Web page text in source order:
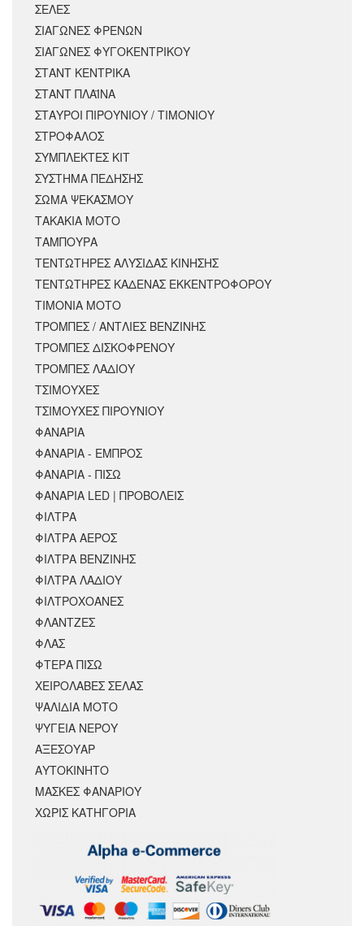
ΣΕΛΕΣ
ΣΙΑΓΩΝΕΣ ΦΡΕΝΩΝ
ΣΙΑΓΩΝΕΣ ΦΥΓΟΚΕΝΤΡΙΚΟΥ
ΣΤΑΝΤ ΚΕΝΤΡΙΚΑ
ΣΤΑΝΤ ΠΛΑΪΝΑ
ΣΤΑΥΡΟΙ ΠΙΡΟΥΝΙΟΥ / ΤΙΜΟΝΙΟΥ
ΣΤΡΟΦΑΛΟΣ
ΣΥΜΠΛΕΚΤΕΣ ΚΙΤ
ΣΥΣΤΗΜΑ ΠΕΔΗΣΗΣ
ΣΩΜΑ ΨΕΚΑΣΜΟΥ
ΤΑΚΑΚΙΑ ΜΟΤΟ
ΤΑΜΠΟΥΡΑ
ΤΕΝΤΩΤΗΡΕΣ ΑΛΥΣΙΔΑΣ ΚΙΝΗΣΗΣ
ΤΕΝΤΩΤΗΡΕΣ ΚΑΔΕΝΑΣ ΕΚΚΕΝΤΡΟΦΟΡΟΥ
ΤΙΜΟΝΙΑ ΜΟΤΟ
ΤΡΟΜΠΕΣ / ΑΝΤΛΙΕΣ ΒΕΝΖΙΝΗΣ
ΤΡΟΜΠΕΣ ΔΙΣΚΟΦΡΕΝΟΥ
ΤΡΟΜΠΕΣ ΛΑΔΙΟΥ
ΤΣΙΜΟΥΧΕΣ
ΤΣΙΜΟΥΧΕΣ ΠΙΡΟΥΝΙΟΥ
ΦΑΝΑΡΙΑ
ΦΑΝΑΡΙΑ - ΕΜΠΡΟΣ
ΦΑΝΑΡΙΑ - ΠΙΣΩ
ΦΑΝΑΡΙΑ LED | ΠΡΟΒΟΛΕΙΣ
ΦΙΛΤΡΑ
ΦΙΛΤΡΑ ΑΕΡΟΣ
ΦΙΛΤΡΑ ΒΕΝΖΙΝΗΣ
ΦΙΛΤΡΑ ΛΑΔΙΟΥ
ΦΙΛΤΡΟΧΟΑΝΕΣ
ΦΛΑΝΤΖΕΣ
ΦΛΑΣ
ΦΤΕΡΑ ΠΙΣΩ
ΧΕΙΡΟΛΑΒΕΣ ΣΕΛΑΣ
ΨΑΛΙΔΙΑ ΜΟΤΟ
ΨΥΓΕΙΑ ΝΕΡΟΥ
ΑΞΕΣΟΥΆΡ
ΑΥΤΟΚΙΝΗΤΟ
ΜΑΣΚΕΣ ΦΑΝΑΡΙΟΥ
ΧΩΡΊΣ ΚΑΤΗΓΟΡΊΑ